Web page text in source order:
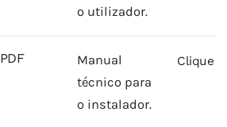
o utilizador.
PDF
Manual
técnico para
o instalador.
Clique